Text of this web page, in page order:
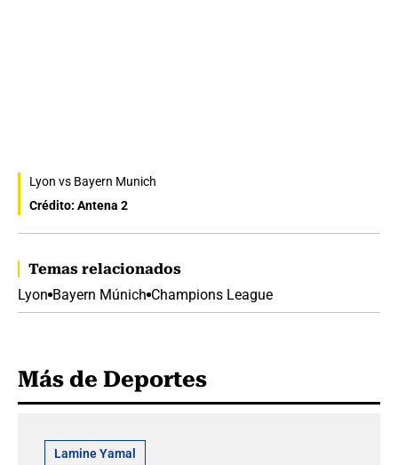
Lyon vs Bayern Munich
Crédito: Antena 2
Temas relacionados
Lyon Bayern Múnich Champions League
Más de Deportes
Lamine Yamal